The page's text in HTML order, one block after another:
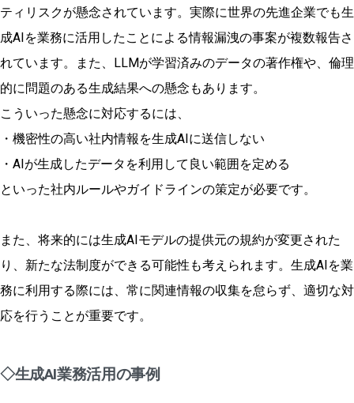
ティリスクが懸念されています。実際に世界の先進企業でも生
成AIを業務に活用したことによる情報漏洩の事案が複数報告さ
れています。また、LLMが学習済みのデータの著作権や、倫理
的に問題のある生成結果への懸念もあります。
こういった懸念に対応するには、
・機密性の高い社内情報を生成AIに送信しない
・AIが生成したデータを利用して良い範囲を定める
といった社内ルールやガイドラインの策定が必要です。
また、将来的には生成AIモデルの提供元の規約が変更された
り、新たな法制度ができる可能性も考えられます。生成AIを業
務に利用する際には、常に関連情報の収集を怠らず、適切な対
応を行うことが重要です。
◇生成AI業務活用の事例